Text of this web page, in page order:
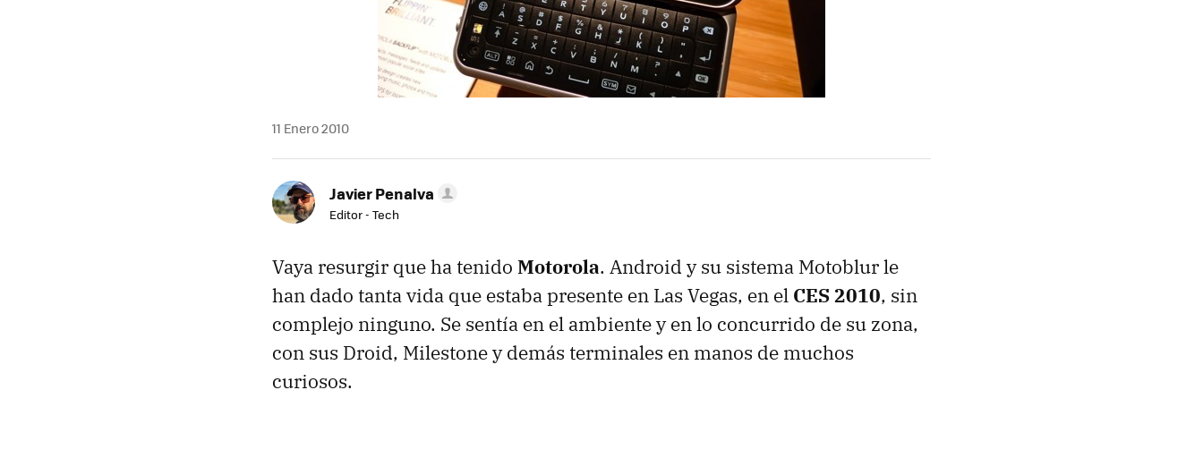
11 Enero 2010
Javier Penalva
Editor - Tech
Vaya resurgir que ha tenido Motorola. Android y su sistema Motoblur le
han dado tanta vida que estaba presente en Las Vegas, en el CES2010, sin
complejo ninguno. Se sentía en el ambiente y en lo concurrido de su zona,
con sus Droid, Milestone y demás terminales en manos de muchos
curiosos.